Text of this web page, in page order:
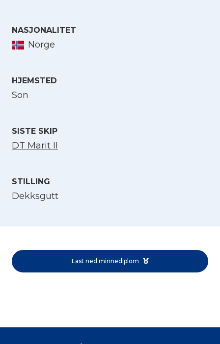
NASJONALITET
Norge
HJEMSTED
Son
SISTE SKIP
DT Marit II
STILLING
Dekksgutt
Last ned minnediplom